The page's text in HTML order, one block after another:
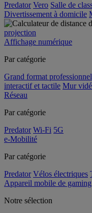
Predator Vero Salle de
Divertissement à domicile
projection
Affichage numérique
Par catégorie
Grand format professionnel
interactif et tactile Mur
Réseau
Par catégorie
Predator Wi-Fi 5G
e-Mobilité
Par catégorie
Predator Vélos électriques
Appareil mobile de gaming
Notre sélection